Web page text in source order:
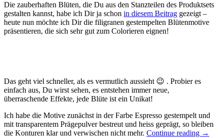
Die zauberhaften Blüten, die Du aus den Stanzteilen des Produktsets
gestalten kannst, habe ich Dir ja schon in diesem Beitrag gezeigt –
heute nun möchte ich Dir die filigranen gestempelten Blütenmotive
präsentieren, die sich sehr gut zum Colorieren eignen!
Das geht viel schneller, als es vermutlich aussieht 😉 . Probier es
einfach aus, Du wirst sehen, es entstehen immer neue,
überraschende Effekte, jede Blüte ist ein Unikat!
Ich habe die Motive zunächst in der Farbe Espresso gestempelt und
mit transparentem Prägepulver bestreut und heiss geprägt, so bleiben
die Konturen klar und verwischen nicht mehr. Continue reading →